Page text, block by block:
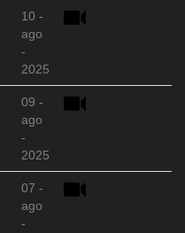
10 -
ago
-
2025
09 -
ago
-
2025
07 -
ago
-